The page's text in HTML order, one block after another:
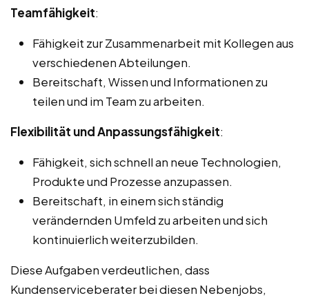
Teamfähigkeit:
Fähigkeit zur Zusammenarbeit mit Kollegen aus
verschiedenen Abteilungen.
Bereitschaft, Wissen und Informationen zu
teilen und im Team zu arbeiten.
Flexibilität und Anpassungsfähigkeit:
Fähigkeit, sich schnell an neue Technologien,
Produkte und Prozesse anzupassen.
Bereitschaft, in einem sich ständig
verändernden Umfeld zu arbeiten und sich
kontinuierlich weiterzubilden.
Diese Aufgaben verdeutlichen, dass
Kundenserviceberater bei diesen Nebenjobs,